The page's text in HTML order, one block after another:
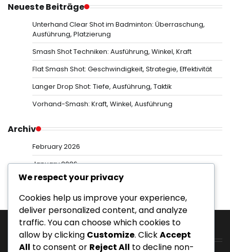
Neueste Beiträge
Unterhand Clear Shot im Badminton: Überraschung,
Ausführung, Platzierung
Smash Shot Techniken: Ausführung, Winkel, Kraft
Flat Smash Shot: Geschwindigkeit, Strategie, Effektivität
Langer Drop Shot: Tiefe, Ausführung, Taktik
Vorhand-Smash: Kraft, Winkel, Ausführung
Archiv
February 2026
January 2026
Kategorien
We respect your privacy
Cookies help us improve your experience,
deliver personalized content, and analyze
traffic. You can choose which cookies to
allow by clicking Customize. ClickAccept
All to consent or Reject All to decline non-